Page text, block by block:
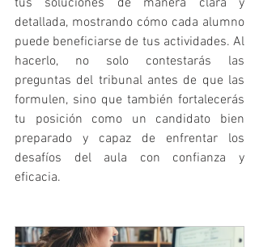
tus soluciones de manera clara y
detallada, mostrando cómo cada alumno
puede beneficiarse de tus actividades. Al
hacerlo, no solo contestarás las
preguntas del tribunal antes de que las
formulen, sino que también fortalecerás
tu posición como un candidato bien
preparado y capaz de enfrentar los
desafíos del aula con confianza y
eficacia.